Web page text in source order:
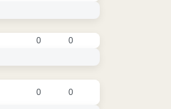
0 0
0 0